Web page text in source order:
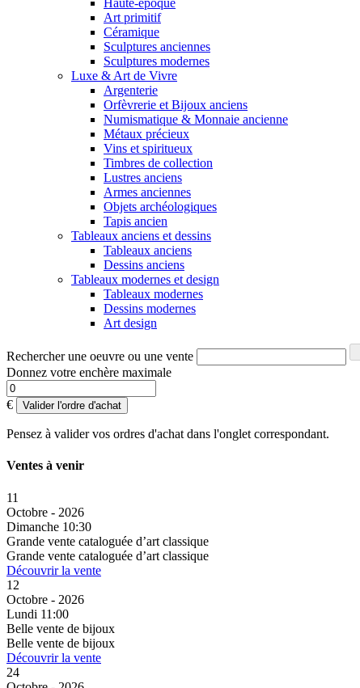
Haute-époque
Art primitif
Céramique
Sculptures anciennes
Sculptures modernes
Luxe & Art de Vivre
Argenterie
Orfèvrerie et Bijoux anciens
Numismatique & Monnaie ancienne
Métaux précieux
Vins et spiritueux
Timbres de collection
Lustres anciens
Armes anciennes
Objets archéologiques
Tapis ancien
Tableaux anciens et dessins
Tableaux anciens
Dessins anciens
Tableaux modernes et design
Tableaux modernes
Dessins modernes
Art design
Rechercher une oeuvre ou une vente
Donnez votre enchère maximale
€ Valider l'ordre d'achat
Pensez à valider vos ordres d'achat dans l'onglet correspondant.
Ventes à venir
11
Octobre - 2026
Dimanche 10:30
Grande vente cataloguée d’art classique
Grande vente cataloguée d’art classique
Découvrir la vente
12
Octobre - 2026
Lundi 11:00
Belle vente de bijoux
Belle vente de bijoux
Découvrir la vente
24